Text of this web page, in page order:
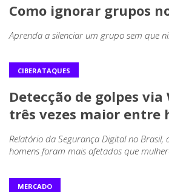
Como ignorar grupos
Aprenda a silenciar um grupo sem que
CIBERATAQUES
Detecção de golpes via
três vezes maior entre
Relatório da Segurança Digital no
homens foram mais afetados que
MERCADO